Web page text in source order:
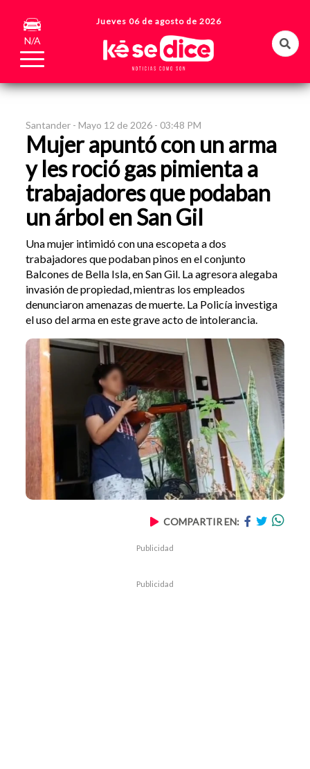
N/A
Jueves 06 de agosto de 2026
Santander -Mayo 12 de 2026 - 03:48 PM
Mujer apuntó con un arma
y les roció gas pimienta a
trabajadores que podaban
un árbol en San Gil
Una mujer intimidó con una escopeta a dos
trabajadores que podaban pinos en el conjunto
Balcones de Bella Isla, en San Gil. La agresora alegaba
invasión de propiedad, mientras los empleados
denunciaron amenazas de muerte. La Policía investiga
el uso del arma en este grave acto de intolerancia.
COMPARTIR EN:
Publicidad
Publicidad